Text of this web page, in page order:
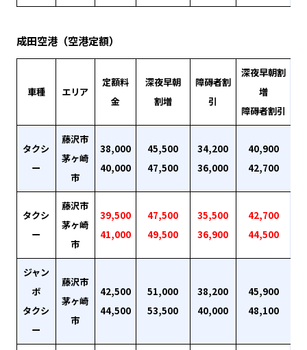
成田空港（空港定額）
車種 エリア
定額料
金
深夜早朝
割増
障碍者割
引
深夜早朝割
増
障碍者割引
タクシ
ー
藤沢市
茅ヶ崎
市
38,000
40,000
45,500
47,500
34,200
36,000
40,900
42,700
タクシ
ー
藤沢市
茅ヶ崎
市
39,500
41,000
47,500
49,500
35,500
36,900
42,700
44,500
ジャン
ボ
タクシ
ー
藤沢市
茅ヶ崎
市
42,500
44,500
51,000
53,500
38,200
40,000
45,900
48,100